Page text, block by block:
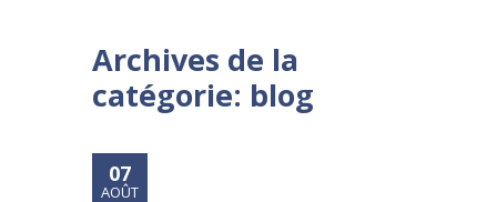
Archives de la
catégorie: blog
07
AOÛT